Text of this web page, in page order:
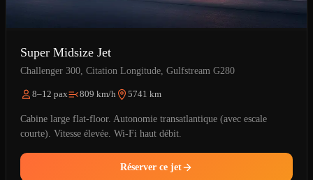
Super Midsize Jet
Challenger 300, Citation Longitude, Gulfstream G280
8–12 pax 809 km/h 5741 km
Cabine large flat-floor. Autonomie transatlantique (avec escale
courte). Vitesse élevée. Wi-Fi haut débit.
Réserver ce jet